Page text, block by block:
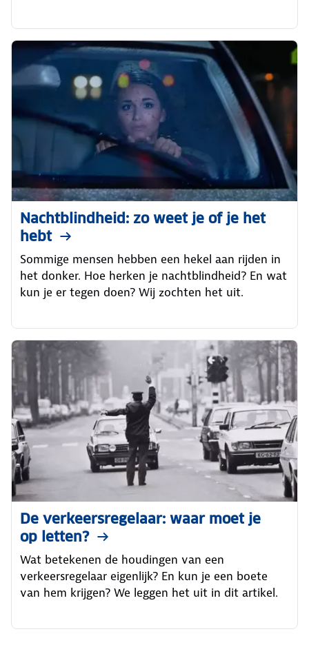
Nachtblindheid: zo weet je of je het
hebt
Sommige mensen hebben een hekel aan rijden in
het donker. Hoe herken je nachtblindheid? En wat
kun je er tegen doen? Wij zochten het uit.
De verkeersregelaar: waar moet je
op letten?
Wat betekenen de houdingen van een
verkeersregelaar eigenlijk? En kun je een boete
van hem krijgen? We leggen het uit in dit artikel.